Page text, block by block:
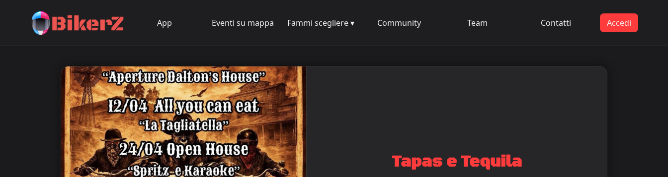
App Eventi su mappa Fammi scegliere ▾ Community Team Contatti Accedi
Tapas e Tequila